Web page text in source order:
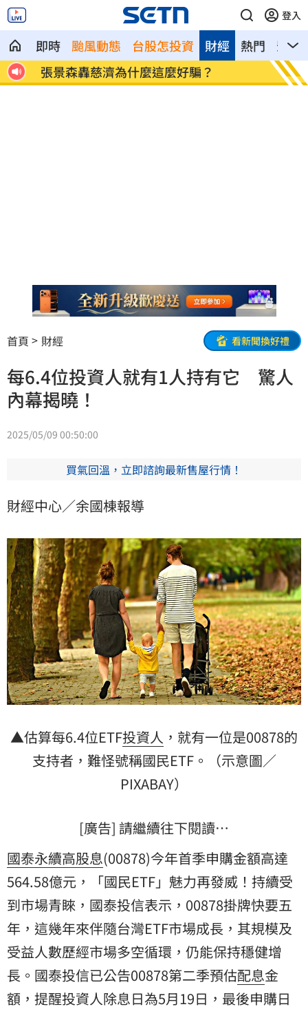
登入
即時 颱風動態 台股怎投資 熱門 影音
財經
重
張景森轟慈濟為什麼這麼好騙？ 柯轟
首頁 財經 看新聞換好禮
每6.4位投資人就有1人持有它 驚人
內幕揭曉！
2025/05/09 00:50:00
買氣回溫，立即諮詢最新售屋行情！
財經中心／余國棟報導
▲估算每6.4位ETF投資人 ，就有一位是00878的
支持者，難怪號稱國民ETF。（示意圖／
PIXABAY）
[廣告] 請繼續往下閱讀…
國泰永續高股息(00878)今年首季申購金額高達
564.58億元，「國民ETF」魅力再發威！持續受
到市場青睞，國泰投信表示，00878掛牌快要五
年，這幾年來伴隨台灣ETF市場成長，其規模及
受益人數歷經市場多空循環，仍能保持穩健增
長。國泰投信已公告00878第二季預估配息金
額，提醒投資人除息日為5月19日，最後申購日